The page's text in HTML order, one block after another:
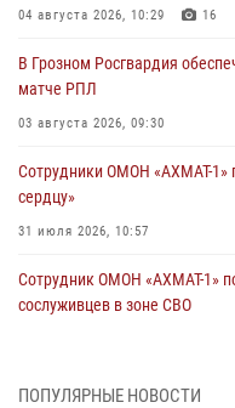
04 августа 2026, 10:29 16
В Грозном Росгвардия
матче РПЛ
03 августа 2026, 09:30
Сотрудники ОМОН «АХМАТ-1»
сердцу»
31 июля 2026, 10:57
Сотрудник ОМОН «АХМАТ-1»
сослуживцев в зоне СВО
Командующий Северо-
ПОПУЛЯРНЫЕ НОВОСТИ